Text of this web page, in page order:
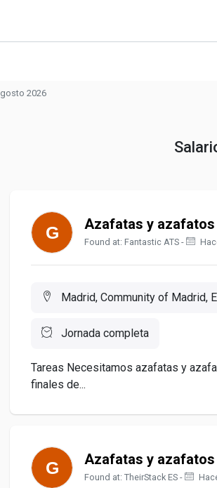
2026
Azafatas y
Found at: Fantastic ATS -
Madrid, Community of Madrid,
Jornada completa
Tareas Necesitamos azafatas y
finales de...
Azafatas y
Found at: TheirStack ES -